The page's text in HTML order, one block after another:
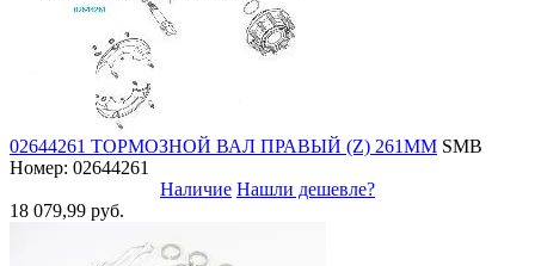
02644261 ТОРМОЗНОЙ ВАЛ ПРАВЫЙ (Z) 261ММ SMB
Номер: 02644261
Наличие Нашли дешевле?
18 079,99 руб.